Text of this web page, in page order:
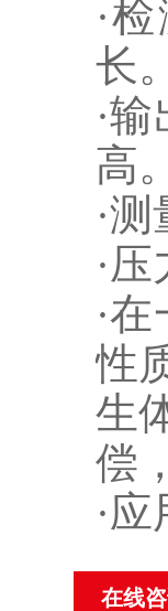
·
长
·
高
·
·
·
性
生
偿
·
在线